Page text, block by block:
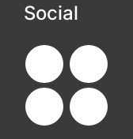
Social